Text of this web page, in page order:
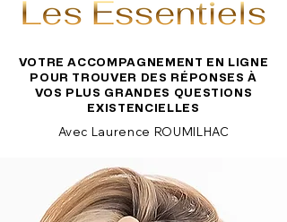
VOTRE ACCOMPAGNEMENT EN LIGNE
POUR TROUVER DES RÉPONSES À
VOS PLUS GRANDES QUESTIONS
EXISTENCIELLES
Avec Laurence ROUMILHAC